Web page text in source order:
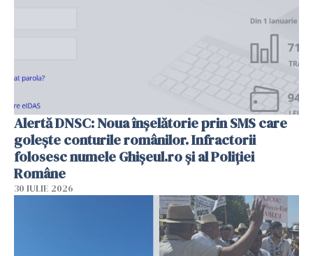
Alertă DNSC: Noua înșelătorie prin SMS care
golește conturile românilor. Infractorii
folosesc numele Ghișeul.ro și al Poliției
Române
30 IULIE 2026